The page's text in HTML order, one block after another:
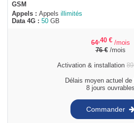
GSM
Appels : Appels illimités
Data 4G : 50 GB
64,40 € /mois
76€/mois
Activation & installation
Délais moyen actuel
8 jours ouvrables
Commander